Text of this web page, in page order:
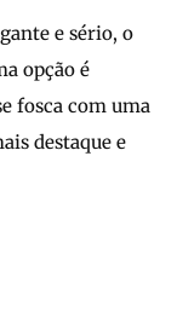
e sério, o
opção é
fosca com uma
destaque e